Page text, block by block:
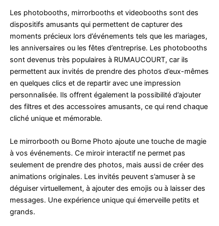
Les photobooths, mirrorbooths et videobooths sont des
dispositifs amusants qui permettent de capturer des
moments précieux lors d’événements tels que les mariages,
les anniversaires ou les fêtes d’entreprise. Les photobooths
sont devenus très populaires à RUMAUCOURT, car ils
permettent aux invités de prendre des photos d’eux-mêmes
en quelques clics et de repartir avec une impression
personnalisée. Ils offrent également la possibilité d’ajouter
des filtres et des accessoires amusants, ce qui rend chaque
cliché unique et mémorable.
Le mirrorbooth ou Borne Photo ajoute une touche de magie
à vos événements. Ce miroir interactif ne permet pas
seulement de prendre des photos, mais aussi de créer des
animations originales. Les invités peuvent s’amuser à se
déguiser virtuellement, à ajouter des emojis ou à laisser des
messages. Une expérience unique qui émerveille petits et
grands.